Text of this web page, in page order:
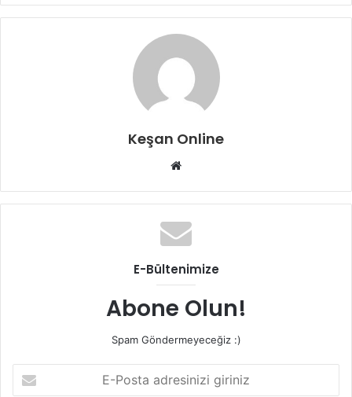
Keşan Online
Web
E-Bültenimize
Abone Olun!
Spam Göndermeyeceğiz :)
Posta